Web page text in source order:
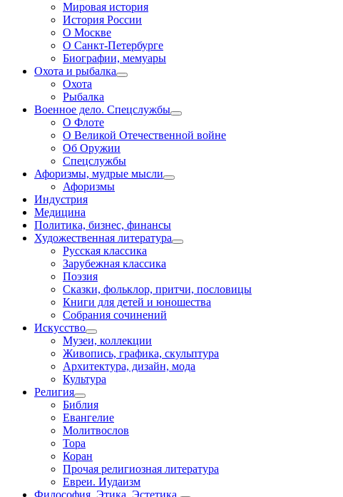
Мировая история
История России
О Москве
О Санкт-Петербурге
Биографии, мемуары
Охота и рыбалка
Охота
Рыбалка
Военное дело. Спецслужбы
О Флоте
О Великой Отечественной войне
Об Оружии
Спецслужбы
Афоризмы, мудрые мысли
Афоризмы
Индустрия
Медицина
Политика, бизнес, финансы
Художественная литература
Русская классика
Зарубежная классика
Поэзия
Сказки, фольклор, притчи, пословицы
Книги для детей и юношества
Собрания сочинений
Искусство
Музеи, коллекции
Живопись, графика, скульптура
Архитектура, дизайн, мода
Культура
Религия
Библия
Евангелие
Молитвослов
Тора
Коран
Прочая религиозная литература
Евреи. Иудаизм
Философия. Этика. Эстетика.